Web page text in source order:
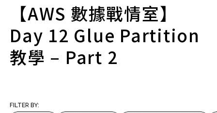
【AWS 數據戰情室】
Day 12 Glue Partition
教學 – Part 2
FILTER BY: